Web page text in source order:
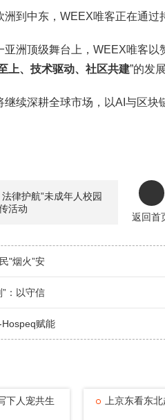
洲到中东，WEEX唯客正在通
亚洲顶级舞台上，WEEX唯客
上、技术驱动、社区共建”的发
继续深耕全球市场，以AI与区
律护航”未成年人校园
活动
返回首
"烟火”安
：以守信
赋能
下人宠共生 上京东看东